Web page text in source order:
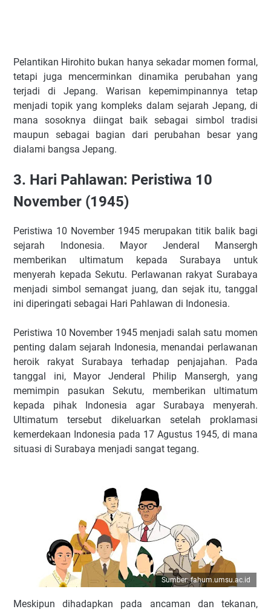
Pelantikan Hirohito bukan hanya sekadar momen formal,
tetapi juga mencerminkan dinamika perubahan yang
terjadi di Jepang. Warisan kepemimpinannya tetap
menjadi topik yang kompleks dalam sejarah Jepang, di
mana sosoknya diingat baik sebagai simbol tradisi
maupun sebagai bagian dari perubahan besar yang
dialami bangsa Jepang.
3. Hari Pahlawan: Peristiwa 10
November (1945)
Peristiwa 10 November 1945 merupakan titik balik bagi
sejarah Indonesia. Mayor Jenderal Mansergh
memberikan ultimatum kepada Surabaya untuk
menyerah kepada Sekutu. Perlawanan rakyat Surabaya
menjadi simbol semangat juang, dan sejak itu, tanggal
ini diperingati sebagai Hari Pahlawan di Indonesia.
Peristiwa 10 November 1945 menjadi salah satu momen
penting dalam sejarah Indonesia, menandai perlawanan
heroik rakyat Surabaya terhadap penjajahan. Pada
tanggal ini, Mayor Jenderal Philip Mansergh, yang
memimpin pasukan Sekutu, memberikan ultimatum
kepada pihak Indonesia agar Surabaya menyerah.
Ultimatum tersebut dikeluarkan setelah proklamasi
kemerdekaan Indonesia pada 17 Agustus 1945, di mana
situasi di Surabaya menjadi sangat tegang.
Sumber: fahum.umsu.ac.id
Meskipun dihadapkan pada ancaman dan tekanan,